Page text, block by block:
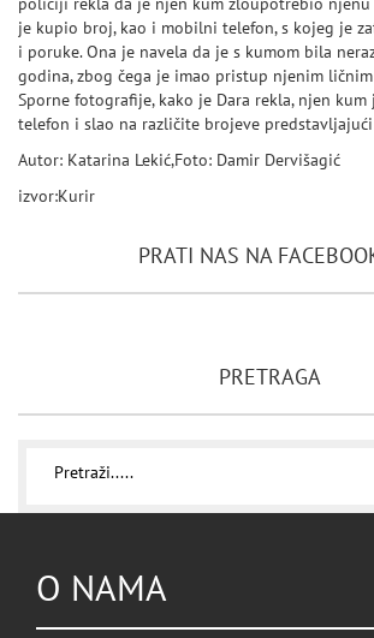
policiji rekla da je njen kum zloupotrebio
je kupio broj, kao i mobilni telefon, s kojeg je
i poruke. Ona je navela da je s kumom bila
godina, zbog čega je imao pristup njenim
Sporne fotografije, kako je Dara rekla, njen
telefon i slao na različite brojeve
Autor: Katarina Lekić,Foto: Damir Dervišagić
izvor:Kurir
PRATI NAS NA
PRETRAGA
O NAMA